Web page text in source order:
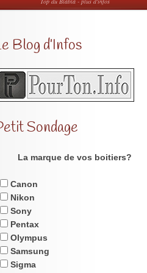
Blog d’Infos
Sondage
La marque de vos boitiers?
Canon
Nikon
Sony
Pentax
Olympus
Samsung
Sigma